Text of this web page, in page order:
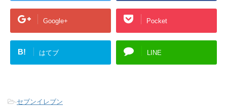
Google+ Pocket
B! はてブ LINE
-セブンイレブン